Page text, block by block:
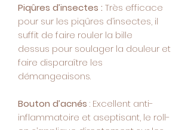
Piqûres d’insectes : Très efficace
pour sur les piqûres d’insectes, il
suffit de faire rouler la bille
dessus pour soulager la douleur et
faire disparaître les
démangeaisons.
Bouton d’acnés : Excellent anti-
inflammatoire et aseptisant, le roll-